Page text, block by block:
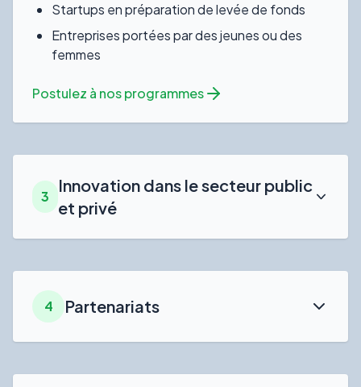
Startups en préparation de levée de fonds
Entreprises portées par des jeunes ou des
femmes
Postulez à nos programmes
3
Innovation dans le secteur public
et privé
4 Partenariats